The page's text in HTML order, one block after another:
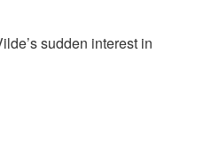
sudden interest in